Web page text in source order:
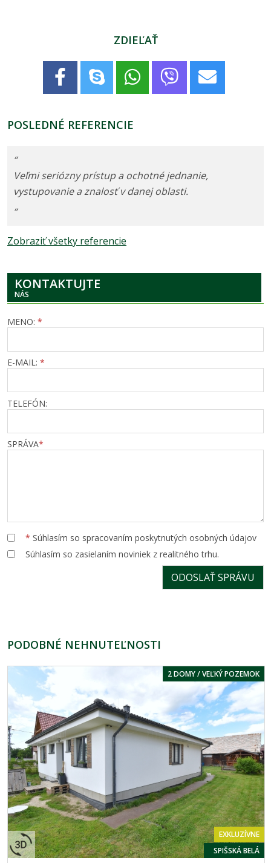
ZDIEĽAŤ
POSLEDNÉ REFERENCIE
“
Veľmi seriózny prístup a ochotné jednanie,
vystupovanie a znalosť v danej oblasti.
”
Zobraziť všetky referencie
KONTAKTUJTE
NÁS
MENO: *
E-MAIL: *
TELEFÓN:
SPRÁVA*
* Súhlasím so spracovaním poskytnutých osobných údajov
Súhlasím so zasielaním noviniek z realitného trhu.
PODOBNÉ NEHNUTEĽNOSTI
2 DOMY / VEĽKÝ POZEMOK
EXKLUZÍVNE
SPIŠSKÁ BELÁ